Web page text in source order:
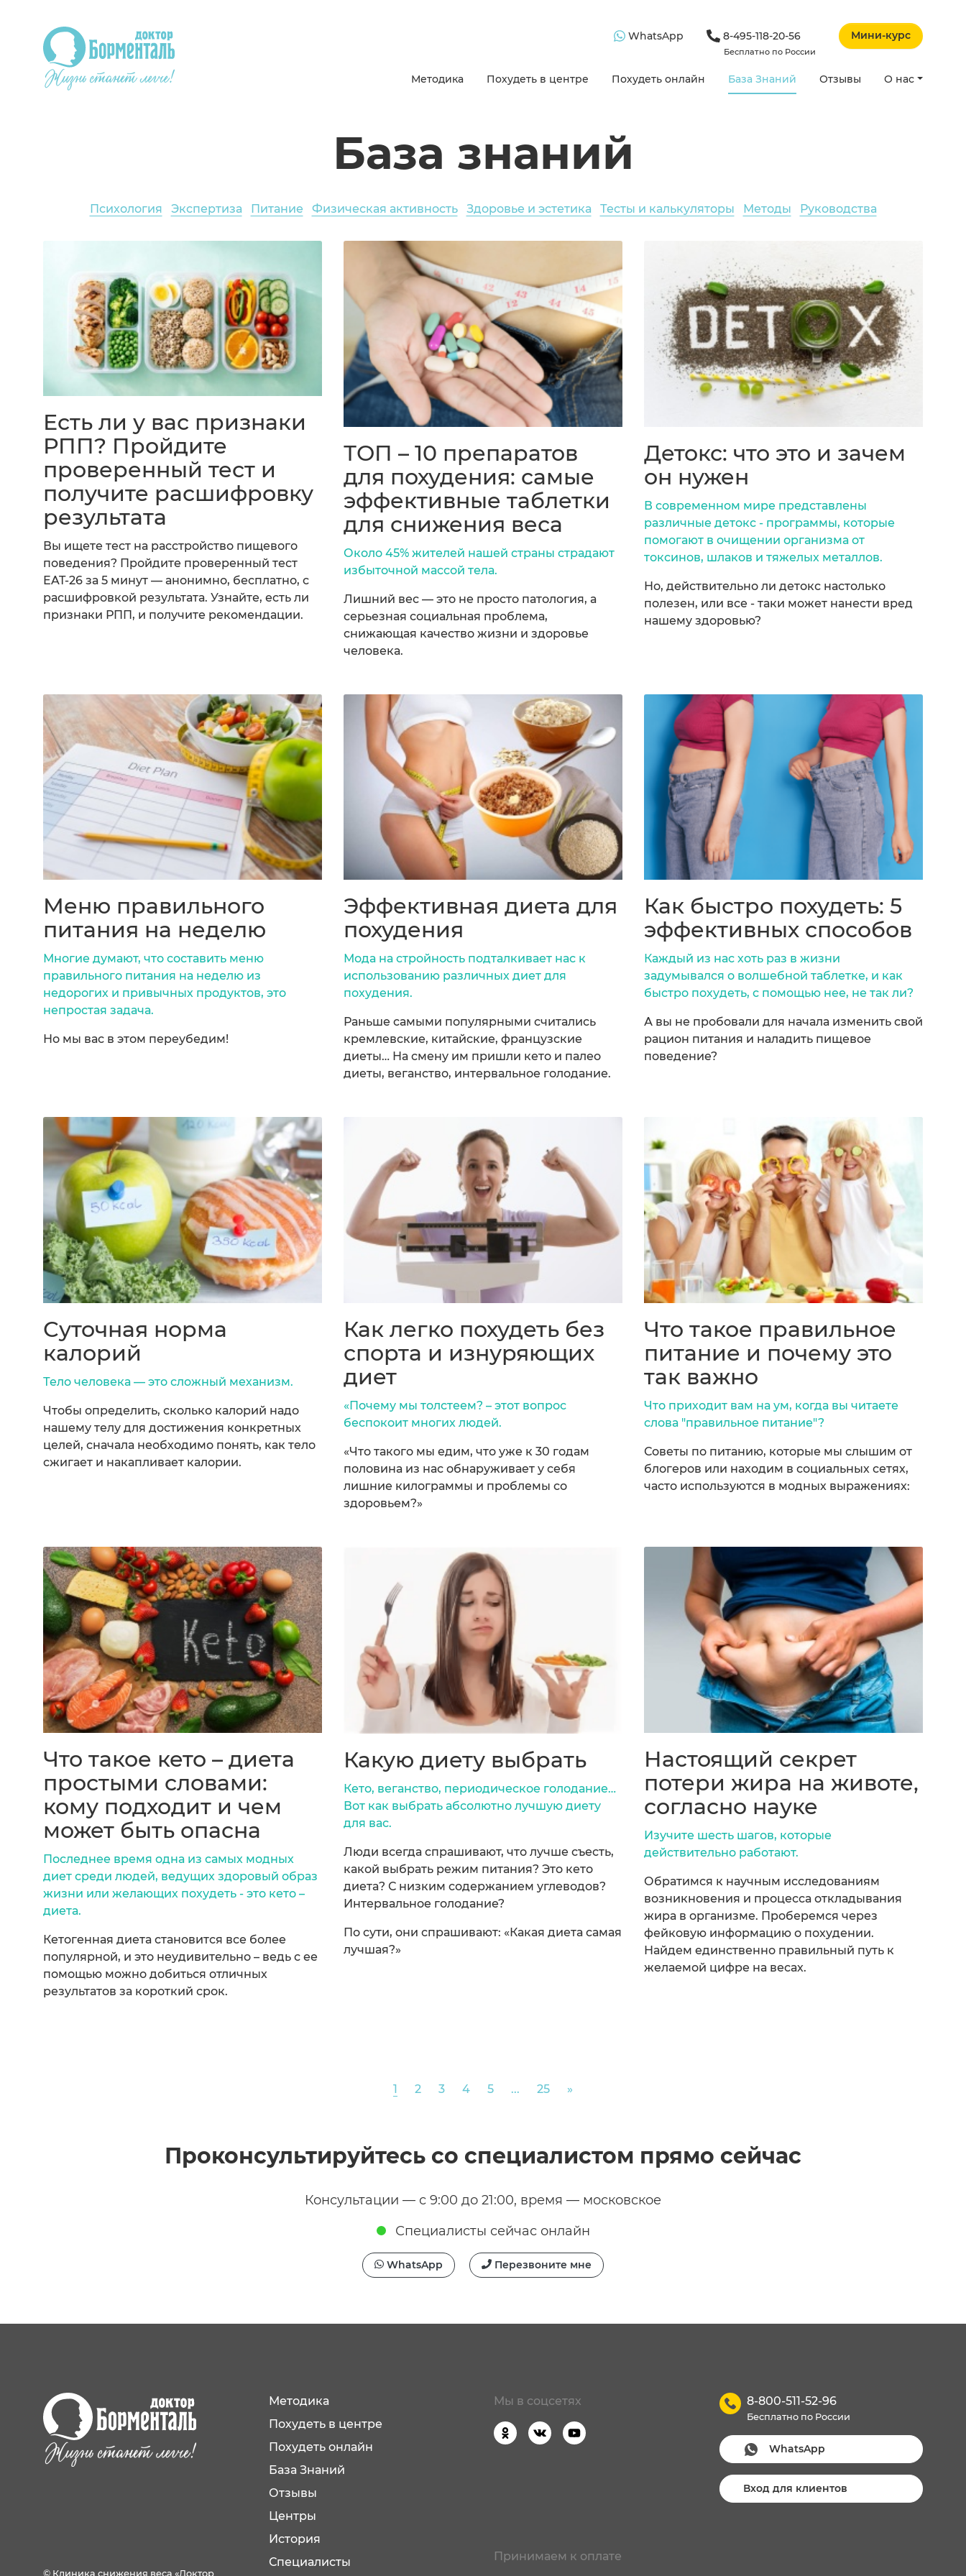
WhatsApp 8-495-118-20-56
Бесплатно по России
Мини-курс
Методика Похудеть в центре Похудеть онлайн База Знаний Отзывы О нас
База знаний
Психология Экспертиза Питание Физическая активность Здоровье и эстетика Тесты и калькуляторы Методы Руководства
Есть ли у вас признаки
РПП? Пройдите
проверенный тест и
получите расшифровку
результата
Вы ищете тест на расстройство пищевого
поведения? Пройдите проверенный тест
EAT-26 за 5 минут — анонимно, бесплатно, с
расшифровкой результата. Узнайте, есть ли
признаки РПП, и получите рекомендации.
ТОП – 10 препаратов
для похудения: самые
эффективные таблетки
для снижения веса
Около 45% жителей нашей страны страдают
избыточной массой тела.
Лишний вес — это не просто патология, а
серьезная социальная проблема,
снижающая качество жизни и здоровье
человека.
Детокс: что это и зачем
он нужен
В современном мире представлены
различные детокс - программы, которые
помогают в очищении организма от
токсинов, шлаков и тяжелых металлов.
Но, действительно ли детокс настолько
полезен, или все - таки может нанести вред
нашему здоровью?
Меню правильного
питания на неделю
Многие думают, что составить меню
правильного питания на неделю из
недорогих и привычных продуктов, это
непростая задача.
Но мы вас в этом переубедим!
Эффективная диета для
похудения
Мода на стройность подталкивает нас к
использованию различных диет для
похудения.
Раньше самыми популярными считались
кремлевские, китайские, французские
диеты… На смену им пришли кето и палео
диеты, веганство, интервальное голодание.
Как быстро похудеть: 5
эффективных способов
Каждый из нас хоть раз в жизни
задумывался о волшебной таблетке, и как
быстро похудеть, с помощью нее, не так ли?
А вы не пробовали для начала изменить свой
рацион питания и наладить пищевое
поведение?
Суточная норма
калорий
Тело человека — это сложный механизм.
Чтобы определить, сколько калорий надо
нашему телу для достижения конкретных
целей, сначала необходимо понять, как тело
сжигает и накапливает калории.
Как легко похудеть без
спорта и изнуряющих
диет
«Почему мы толстеем? – этот вопрос
беспокоит многих людей.
«Что такого мы едим, что уже к 30 годам
половина из нас обнаруживает у себя
лишние килограммы и проблемы со
здоровьем?»
Что такое правильное
питание и почему это
так важно
Что приходит вам на ум, когда вы читаете
слова "правильное питание"?
Советы по питанию, которые мы слышим от
блогеров или находим в социальных сетях,
часто используются в модных выражениях:
Что такое кето – диета
простыми словами:
кому подходит и чем
может быть опасна
Последнее время одна из самых модных
диет среди людей, ведущих здоровый образ
жизни или желающих похудеть - это кето –
диета.
Кетогенная диета становится все более
популярной, и это неудивительно – ведь с ее
помощью можно добиться отличных
результатов за короткий срок.
Какую диету выбрать
Кето, веганство, периодическое голодание…
Вот как выбрать абсолютно лучшую диету
для вас.
Люди всегда спрашивают, что лучше съесть,
какой выбрать режим питания? Это кето
диета? С низким содержанием углеводов?
Интервальное голодание?
По сути, они спрашивают: «Какая диета самая
лучшая?»
Настоящий секрет
потери жира на животе,
согласно науке
Изучите шесть шагов, которые
действительно работают.
Обратимся к научным исследованиям
возникновения и процесса откладывания
жира в организме. Проберемся через
фейковую информацию о похудении.
Найдем единственно правильный путь к
желаемой цифре на весах.
1 2 3 4 5 ... 25 »
Проконсультируйтесь со специалистом прямо сейчас
Консультации — с 9:00 до 21:00, время — московское
Специалисты сейчас онлайн
WhatsApp Перезвоните мне
© Клиника снижения веса «Доктор
Методика
Похудеть в центре
Похудеть онлайн
База Знаний
Отзывы
Центры
История
Специалисты
Мы в соцсетях
Принимаем к оплате
8-800-511-52-96
Бесплатно по России
WhatsApp
Вход для клиентов